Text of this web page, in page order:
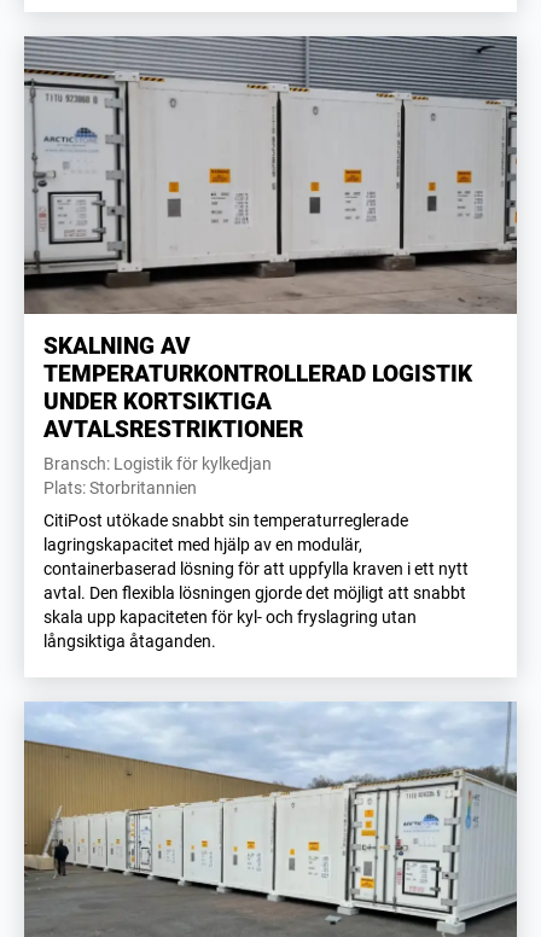
SKALNING AV
TEMPERATURKONTROLLERAD LOGISTIK
UNDER KORTSIKTIGA
AVTALSRESTRIKTIONER
Bransch: Logistik för kylkedjan
Plats: Storbritannien
CitiPost utökade snabbt sin temperaturreglerade
lagringskapacitet med hjälp av en modulär,
containerbaserad lösning för att uppfylla kraven i ett nytt
avtal. Den flexibla lösningen gjorde det möjligt att snabbt
skala upp kapaciteten för kyl- och fryslagring utan
långsiktiga åtaganden.